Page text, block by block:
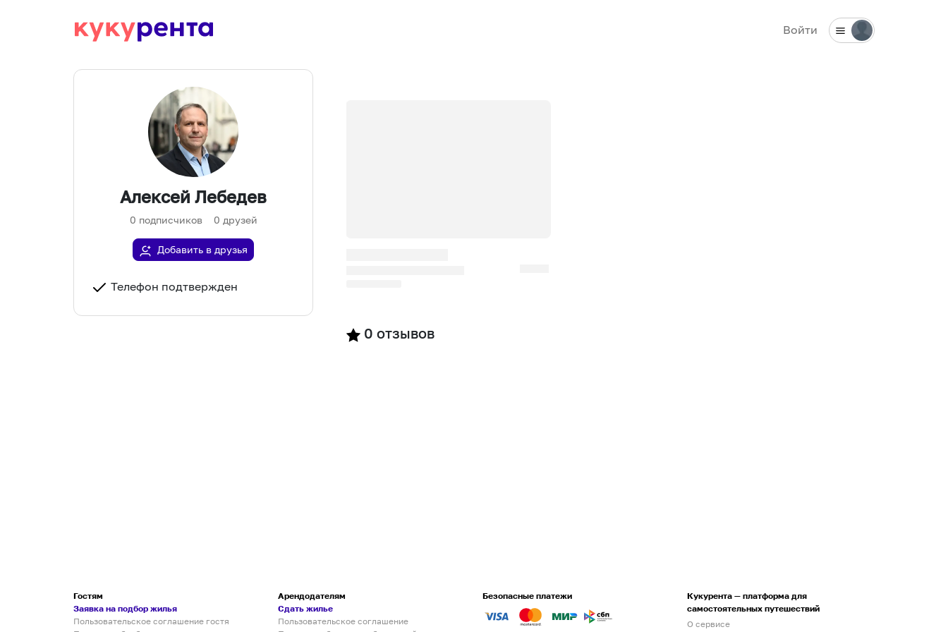
Войти
Алексей Лебедев
0 подписчиков 0 друзей
Добавить в друзья
Телефон подтвержден
0 отзывов
Гостям
Заявка на подбор жилья
Пользовательское соглашение гостя
Арендодателям
Сдать жилье
Пользовательское соглашение
Безопасные платежи
Кукурента — платформа для
самостоятельных путешествий
О сервисе